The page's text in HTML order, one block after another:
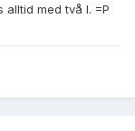
med två l. =P